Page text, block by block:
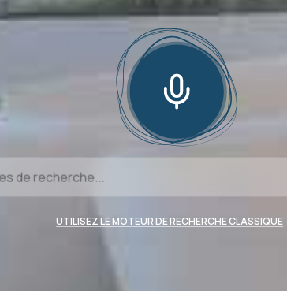
UTILISEZ LE MOTEUR DE RECHERCHE CLASSIQUE